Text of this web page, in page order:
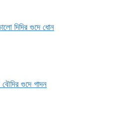
দিদির গুদে ধোন
বৌদির গুদে গাদন